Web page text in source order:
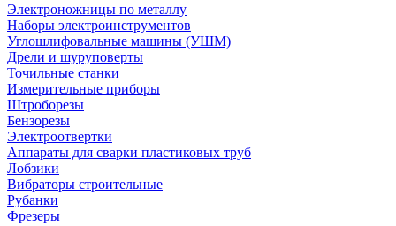
Электроножницы по металлу
Наборы электроинструментов
Углошлифовальные машины (УШМ)
Дрели и шуруповерты
Точильные станки
Измерительные приборы
Штроборезы
Бензорезы
Электроотвертки
Аппараты для сварки пластиковых труб
Лобзики
Вибраторы строительные
Рубанки
Фрезеры